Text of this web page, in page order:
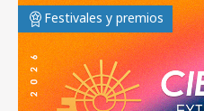
Festivales y premios